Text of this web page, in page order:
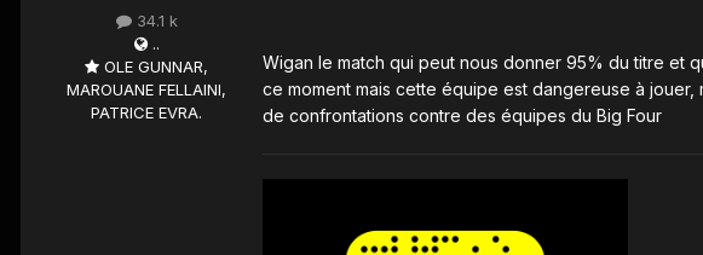
34.1 k
..
OLE GUNNAR,
MAROUANE FELLAINI,
PATRICE EVRA.
Wigan le match qui peut nous donner 95% du titre et
ce moment mais cette équipe est dangereuse à
de confrontations contre des équipes du Big Four